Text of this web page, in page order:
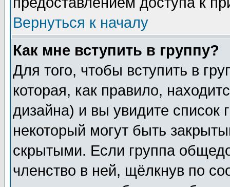
Вернуться к началу
Как мне вступить в группу?
Для того, чтобы вступить в
которая, как правило,
дизайна) и вы увидите список
некоторый могут быть
скрытыми. Если группа
членство в ней, щёлкнув по